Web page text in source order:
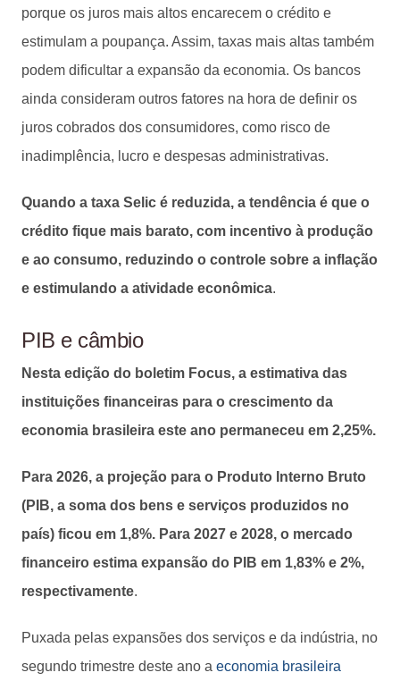
porque os juros mais altos encarecem o crédito e
estimulam a poupança. Assim, taxas mais altas também
podem dificultar a expansão da economia. Os bancos
ainda consideram outros fatores na hora de definir os
juros cobrados dos consumidores, como risco de
inadimplência, lucro e despesas administrativas.
Quando a taxa Selic é reduzida, a tendência é que o
crédito fique mais barato, com incentivo à produção
e ao consumo, reduzindo o controle sobre a inflação
e estimulando a atividade econômica.
PIB e câmbio
Nesta edição do boletim Focus, a estimativa das
instituições financeiras para o crescimento da
economia brasileira este ano permaneceu em 2,25%.
Para 2026, a projeção para o Produto Interno Bruto
(PIB, a soma dos bens e serviços produzidos no
país) ficou em 1,8%. Para 2027 e 2028, o mercado
financeiro estima expansão do PIB em 1,83% e 2%,
respectivamente.
Puxada pelas expansões dos serviços e da indústria, no
segundo trimestre deste ano a economia brasileira